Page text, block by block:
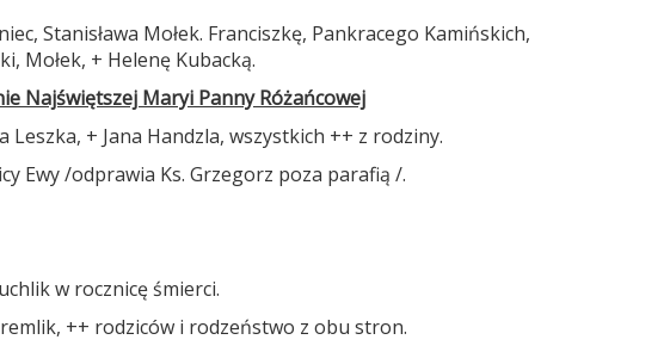
Stanisława Mołek. Franciszkę, Pankracego Kamińskich,
Mołek, + Helenę Kubacką.
Najświętszej Maryi Panny Różańcowej
Leszka, + Jana Handzla, wszystkich ++ z rodziny.
Ewy /odprawia Ks. Grzegorz poza parafią /.
w rocznicę śmierci.
++ rodziców i rodzeństwo z obu stron.